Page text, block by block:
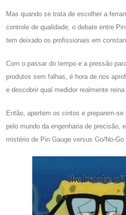
Mas quando se trata de escolher a
controle de qualidade, o debate entre
tem deixado os profissionais em
Com o passar do tempo e a pressão
produtos sem falhas, é hora de nos
e descobrir qual medidor realmente
Então, apertem os cintos e preparem-
pelo mundo da engenharia de precisão,
mistério de Pin Gauge versus Go/No-Go